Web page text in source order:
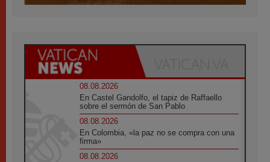
08.08.2026
En Castel Gandolfo, el tapiz de Raffaello
sobre el sermón de San Pablo
08.08.2026
En Colombia, «la paz no se compra con una
firma»
08.08.2026